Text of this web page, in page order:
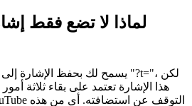
لماذا لا تضع فقط
هذا الإشارة تعتمد على بقاء ثلاثة